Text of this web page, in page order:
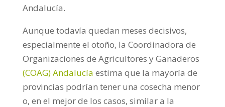
Andalucía.
Aunque todavía quedan meses decisivos,
especialmente el otoño, la Coordinadora de
Organizaciones de Agricultores y Ganaderos
(COAG) Andalucía estima que la mayoría de
provincias podrían tener una cosecha menor
o, en el mejor de los casos, similar a la